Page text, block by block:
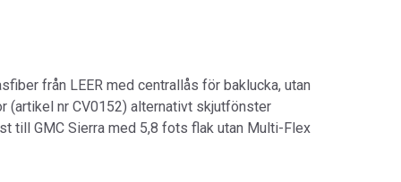
DESIGN SPOILER I
RA0261
ORIGINAL SVARTA
GUMMIMATTOR I
CREWCAB
från LEER med centrallås för baklucka, utan
(artikel nr CV0152) alternativt skjutfönster
till GMC Sierra med 5,8 fots flak utan Multi-Flex